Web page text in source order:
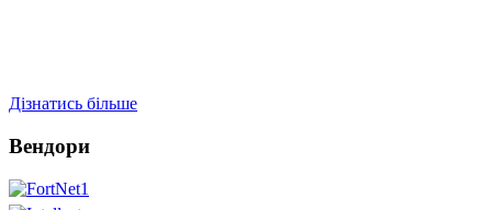
Дізнатись більше
Вендори